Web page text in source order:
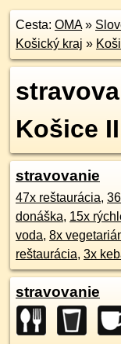
Cesta: OMA»
Košický kraj »
Košice II
stravovanie
47x reštaurácia,
donáška, 15x
voda, 8x
reštaurácia, 3x
stravovanie